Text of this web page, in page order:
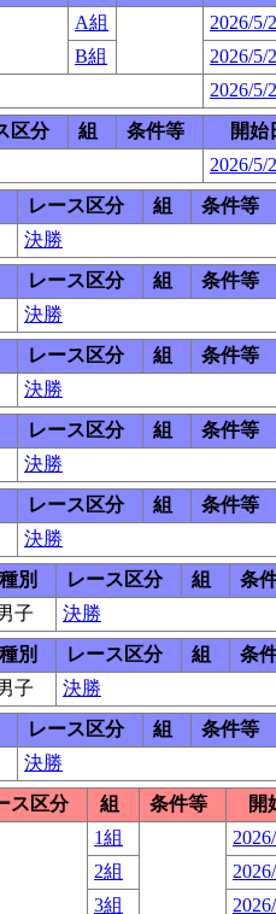
A組
2026/5/
B組
2026/5/
2026/5/
区分 組 条件等
開始
2026/5/
レース区分 組
条件等
決勝
レース区分 組
条件等
決勝
レース区分 組
条件等
決勝
レース区分 組
条件等
決勝
レース区分 組
条件等
決勝
種別 レース区分 組
条
子
決勝
種別 レース区分 組
条
子
決勝
レース区分 組
条件等
決勝
ス区分 組 条件等
開
1組
2組
3組